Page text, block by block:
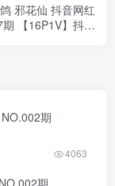
邪花仙 抖音网红
【16P1V】抖音
期
4063
期